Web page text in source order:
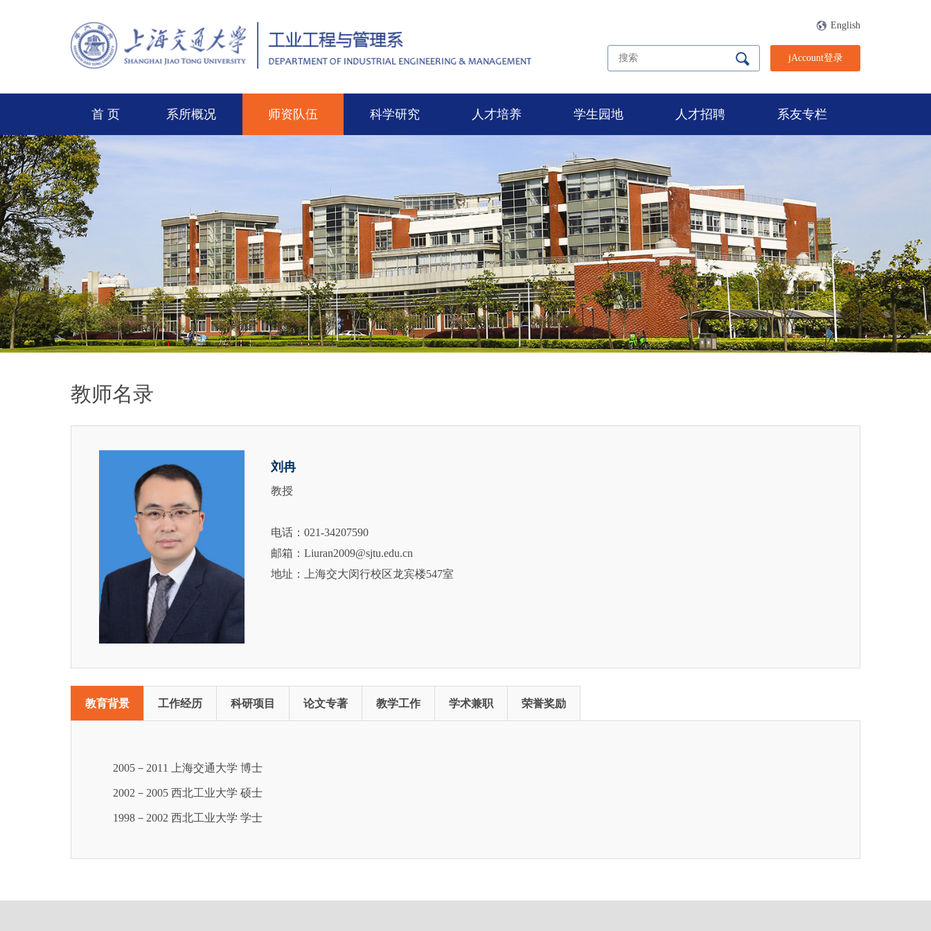
English
jAccount登录
首 页 系所概况 师资队伍 科学研究 人才培养 学生园地 人才招聘 系友专栏
教师名录
刘冉
教授
电话：021-34207590
邮箱：Liuran2009@sjtu.edu.cn
地址：上海交大闵行校区龙宾楼547室
教育背景 工作经历 科研项目 论文专著 教学工作 学术兼职 荣誉奖励
2005－2011 上海交通大学 博士
2002－2005 西北工业大学 硕士
1998－2002 西北工业大学 学士